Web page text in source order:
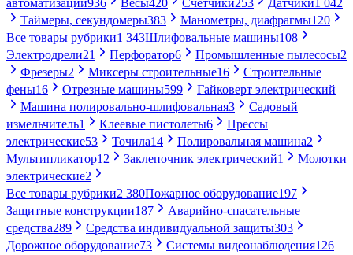
автоматизации936 Весы420 Счетчики253 Датчики1 042
Таймеры, секундомеры383 Манометры, диафрагмы120
Все товары рубрики1 343Шлифовальные машины108
Электродрели21 Перфоратор6 Промышленные пылесосы2
Фрезеры2 Миксеры строительные16
Строительные
фены16 Отрезные машины599
Гайковерт электрический
Машина полировально-шлифовальная3
Садовый
измельчитель1 Клеевые пистолеты6
Прессы
электрические53 Точила14 Полировальная машина2
Мультипликатор12 Заклепочник электрический1
Молотки
электрические2
Все товары рубрики2 380Пожарное оборудование197
Защитные конструкции187
Аварийно-спасательные
средства289 Средства индивидуальной защиты303
Дорожное оборудование73 Системы видеонаблюдения126